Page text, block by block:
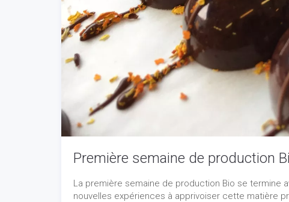
Première semaine de production
La première semaine de production Bio se termine
nouvelles expériences à apprivoiser cette matière